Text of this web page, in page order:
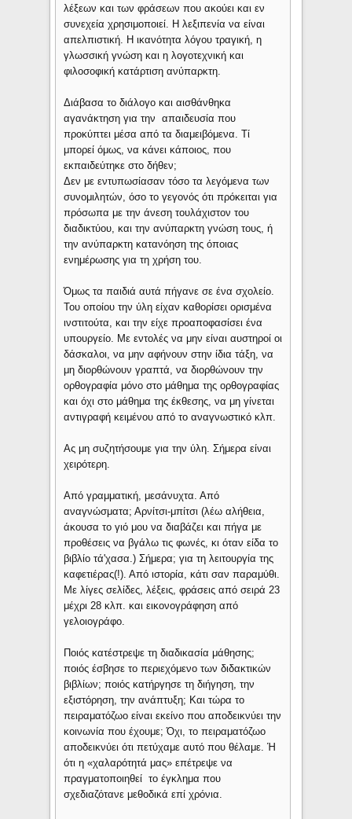
λέξεων και των φράσεων που ακούει και εν
συνεχεία χρησιμοποιεί. Η λεξιπενία να είναι
απελπιστική. Η ικανότητα λόγου τραγική, η
γλωσσική γνώση και η λογοτεχνική και
φιλοσοφική κατάρτιση ανύπαρκτη.
Διάβασα το διάλογο και αισθάνθηκα
αγανάκτηση για την απαιδευσία που
προκύπτει μέσα από τα διαμειβόμενα. Τί
μπορεί όμως, να κάνει κάποιος, που
εκπαιδεύτηκε στο δήθεν;
Δεν με εντυπωσίασαν τόσο τα λεγόμενα των
συνομιλητών, όσο το γεγονός ότι πρόκειται για
πρόσωπα με την άνεση τουλάχιστον του
διαδικτύου, και την ανύπαρκτη γνώση τους, ή
την ανύπαρκτη κατανόηση της όποιας
ενημέρωσης για τη χρήση του.
Όμως τα παιδιά αυτά πήγανε σε ένα σχολείο.
Του οποίου την ύλη είχαν καθορίσει ορισμένα
ινστιτούτα, και την είχε προαποφασίσει ένα
υπουργείο. Με εντολές να μην είναι αυστηροί οι
δάσκαλοι, να μην αφήνουν στην ίδια τάξη, να
μη διορθώνουν γραπτά, να διορθώνουν την
ορθογραφία μόνο στο μάθημα της ορθογραφίας
και όχι στο μάθημα της έκθεσης, να μη γίνεται
αντιγραφή κειμένου από το αναγνωστικό κλπ.
Ας μη συζητήσουμε για την ύλη. Σήμερα είναι
χειρότερη.
Από γραμματική, μεσάνυχτα. Από
αναγνώσματα; Αρνίτσι-μπίτσι (λέω αλήθεια,
άκουσα το γιό μου να διαβάζει και πήγα με
προθέσεις να βγάλω τις φωνές, κι όταν είδα το
βιβλίο τά'χασα.) Σήμερα; για τη λειτουργία της
καφετιέρας(!). Από ιστορία, κάτι σαν παραμύθι.
Με λίγες σελίδες, λέξεις, φράσεις από σειρά 23
μέχρι 28 κλπ. και εικονογράφηση από
γελοιογράφο.
Ποιός κατέστρεψε τη διαδικασία μάθησης;
ποιός έσβησε το περιεχόμενο των διδακτικών
βιβλίων; ποιός κατήργησε τη διήγηση, την
εξιστόρηση, την ανάπτυξη; Και τώρα το
πειραματόζωο είναι εκείνο που αποδεικνύει την
κοινωνία που έχουμε; Όχι, το πειραματόζωο
αποδεικνύει ότι πετύχαμε αυτό που θέλαμε. Ή
ότι η «χαλαρότητά μας» επέτρεψε να
πραγματοποιηθεί το έγκλημα που
σχεδιαζότανε μεθοδικά επί χρόνια.